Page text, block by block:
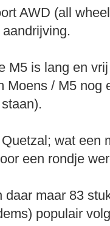
AWD (all
M5 is lang en
Moens / M5 nog
wat een
een rondje
daar maar 83
populair